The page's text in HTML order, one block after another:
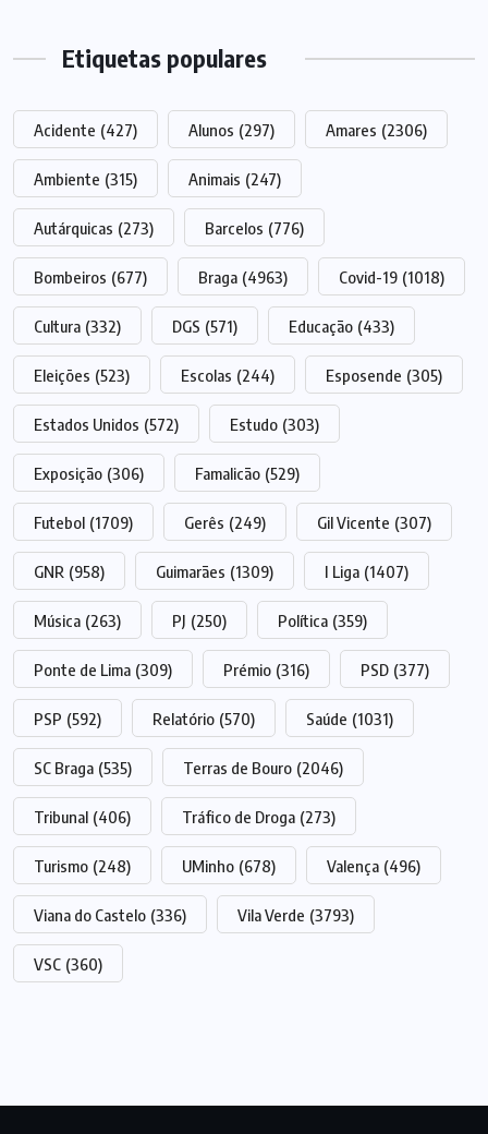
Etiquetas populares
Acidente (427) Alunos (297) Amares (2306)
Ambiente (315) Animais (247)
Autárquicas (273) Barcelos (776)
Bombeiros (677) Braga (4963) Covid-19 (1018)
Cultura (332) DGS (571) Educação (433)
Eleições (523) Escolas (244) Esposende (305)
Estados Unidos (572) Estudo (303)
Exposição (306) Famalicão (529)
Futebol (1709) Gerês (249) Gil Vicente (307)
GNR (958) Guimarães (1309) I Liga (1407)
Música (263) PJ (250) Política (359)
Ponte de Lima (309) Prémio (316) PSD (377)
PSP (592) Relatório (570) Saúde (1031)
SC Braga (535) Terras de Bouro (2046)
Tribunal (406) Tráfico de Droga (273)
Turismo (248) UMinho (678) Valença (496)
Viana do Castelo (336) Vila Verde (3793)
VSC (360)